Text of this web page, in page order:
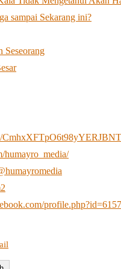
sampai Sekarang ini?
humayro_media/